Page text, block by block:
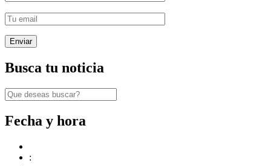
Busca tu noticia
Fecha y hora
: